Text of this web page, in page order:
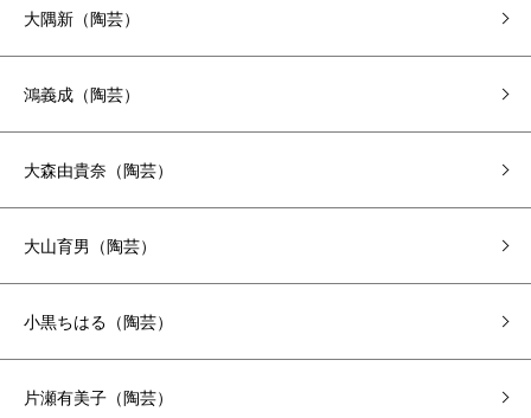
大隅新（陶芸）
鴻義成（陶芸）
大森由貴奈（陶芸）
大山育男（陶芸）
小黒ちはる（陶芸）
片瀬有美子（陶芸）